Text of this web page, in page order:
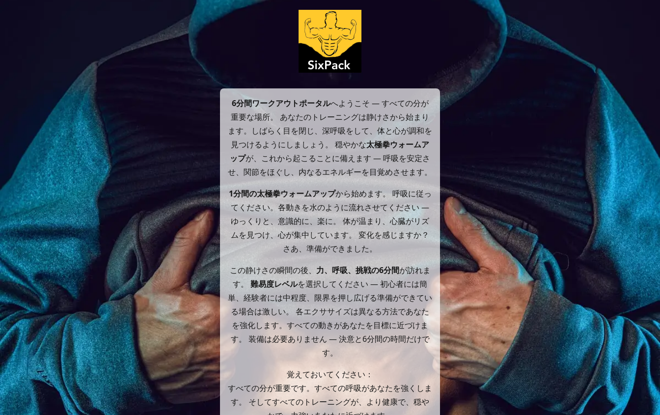
6分間ワークアウトポータルへようこそ — すべての分が
重要な場所。 あなたのトレーニングは静けさから始まり
ます。しばらく目を閉じ、深呼吸をして、体と心が調和を
見つけるようにしましょう。 穏やかな太極拳ウォームア
ップが、これから起こることに備えます — 呼吸を安定さ
せ、関節をほぐし、内なるエネルギーを目覚めさせます。
1分間の太極拳ウォームアップから始めます。 呼吸に従っ
てください。各動きを水のように流れさせてください —
ゆっくりと、意識的に、楽に。 体が温まり、心臓がリズ
ムを見つけ、心が集中しています。 変化を感じますか？
さあ、準備ができました。
この静けさの瞬間の後、 力、呼吸、挑戦の6分間が訪れま
す。 難易度レベルを選択してください — 初心者には簡
単、経験者には中程度、限界を押し広げる準備ができてい
る場合は激しい。 各エクササイズは異なる方法であなた
を強化します。すべての動きがあなたを目標に近づけま
す。 装備は必要ありません — 決意と6分間の時間だけで
す。
覚えておいてください：
すべての分が重要です。すべての呼吸があなたを強くしま
す。 そしてすべてのトレーニングが、より健康で、穏や